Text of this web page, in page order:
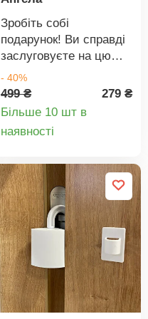
Зробіть собі
подарунок! Ви справді
заслуговуєте на цю
тарілку із золотим
ангелом.
- 40%
499 ₴
279 ₴
Більше 10 шт в
наявності